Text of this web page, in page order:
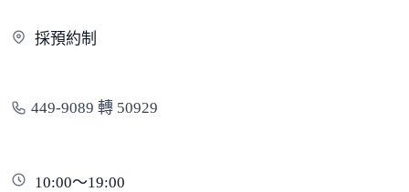
採預約制
449-9089 轉 50929
10:00～19:00